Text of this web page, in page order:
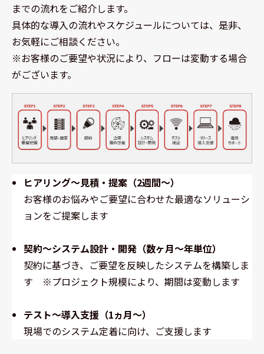
までの流れをご紹介します。
具体的な導入の流れやスケジュールについては、是非、
お気軽にご相談ください。
※お客様のご要望や状況により、フローは変動する場合
がございます。
ヒアリング～見積・提案（2週間～）
お客様のお悩みやご要望に合わせた最適なソリューシ
ョンをご提案します
契約～システム設計・開発（数ヶ月～年単位）
契約に基づき、ご要望を反映したシステムを構築しま
す ※プロジェクト規模により、期間は変動します
テスト～導入支援（1ヵ月～）
現場でのシステム定着に向け、ご支援します